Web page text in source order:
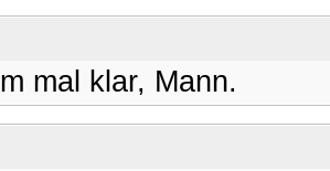
mal klar, Mann.